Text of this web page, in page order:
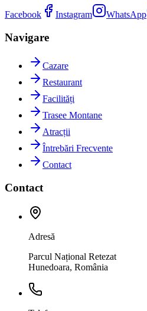
Facebook Instagram WhatsApp
Navigare
Cazare
Restaurant
Facilități
Trasee Montane
Atracții
Întrebări Frecvente
Contact
Contact
Adresă
Parcul Național Retezat
Hunedoara, România